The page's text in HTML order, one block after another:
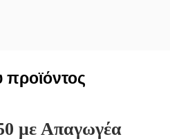
προϊόντος
με Απαγωγέα